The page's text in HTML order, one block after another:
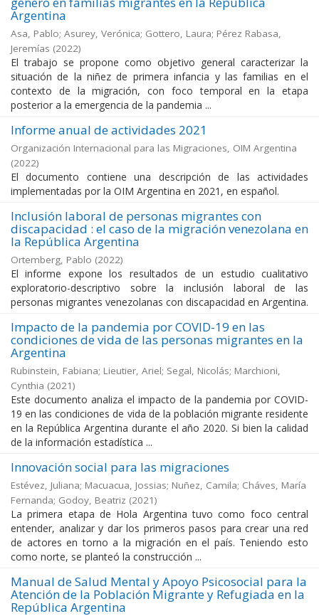
Argentina
Asa, Pablo; Asurey, Verónica; Gottero, Laura; Pérez Rabasa,
Jeremías (2022)
El trabajo se propone como objetivo general caracterizar la
situación de la niñez de primera infancia y las familias en el
contexto de la migración, con foco temporal en la etapa
posterior a la emergencia de la pandemia ...
Informe anual de actividades 2021
Organización Internacional para las Migraciones, OIM Argentina
(2022)
El documento contiene una descripción de las actividades
implementadas por la OIM Argentina en 2021, en español.
Inclusión laboral de personas migrantes con
discapacidad : el caso de la migración venezolana en
la República Argentina
Ortemberg, Pablo (2022)
El informe expone los resultados de un estudio cualitativo
exploratorio-descriptivo sobre la inclusión laboral de las
personas migrantes venezolanas con discapacidad en Argentina.
Impacto de la pandemia por COVID-19 en las
condiciones de vida de las personas migrantes en la
Argentina
Rubinstein, Fabiana; Lieutier, Ariel; Segal, Nicolás; Marchioni,
Cynthia (2021)
Este documento analiza el impacto de la pandemia por COVID-
19 en las condiciones de vida de la población migrante residente
en la República Argentina durante el año 2020. Si bien la calidad
de la información estadística ...
Innovación social para las migraciones
Estévez, Juliana; Macuacua, Jossias; Nuñez, Camila; Cháves, María
Fernanda; Godoy, Beatriz (2021)
La primera etapa de Hola Argentina tuvo como foco central
entender, analizar y dar los primeros pasos para crear una red
de actores en torno a la migración en el país. Teniendo esto
como norte, se planteó la construcción ...
Manual de Salud Mental y Apoyo Psicosocial para la
Atención de la Población Migrante y Refugiada en la
República Argentina